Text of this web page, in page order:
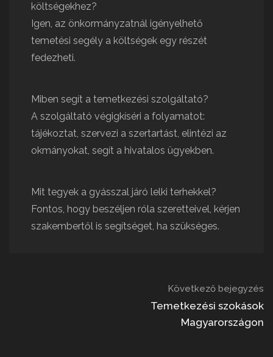
költségekhez?
Igen, az önkormányzatnál igényelhető
temetési segély a költségek egy részét
fedezheti.
Miben segít a temetkezési szolgáltató?
A szolgáltató végigkíséri a folyamatot:
tájékoztat, szervezi a szertartást, elintézi az
okmányokat, segít a hivatalos ügyekben.
Mit tegyek a gyásszal járó lelki terhekkel?
Fontos, hogy beszéljen róla szeretteivel, kérjen
szakembertől is segítséget, ha szükséges.
Következő bejegyzés
Temetkezési szokások
Magyarországon